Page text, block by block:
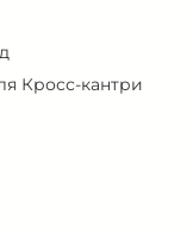
Кросс-кантри